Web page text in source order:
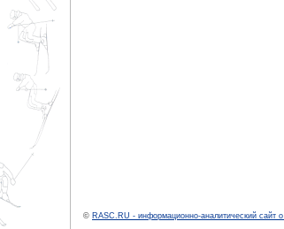
© RASC.RU - информационно-аналитический сайт